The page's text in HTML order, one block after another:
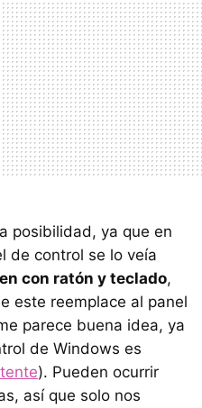
posibilidad, ya que en
de control se lo veía
con ratón y teclado,
este reemplace al panel
parece buena idea, ya
de Windows es
). Pueden ocurrir
así que solo nos